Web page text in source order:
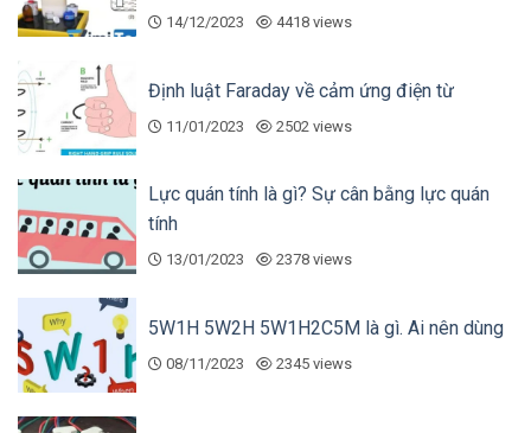
14/12/2023 4418 views
Định luật Faraday về cảm ứng điện từ
11/01/2023 2502 views
Lực quán tính là gì? Sự cân bằng lực quán
tính
13/01/2023 2378 views
5W1H 5W2H 5W1H2C5M là gì. Ai nên dùng
08/11/2023 2345 views